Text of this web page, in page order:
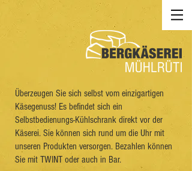
Überzeugen Sie sich selbst vom einzigartigen
Käsegenuss! Es befindet sich ein
Selbstbedienungs-Kühlschrank direkt vor der
Käserei. Sie können sich rund um die Uhr mit
unseren Produkten versorgen. Bezahlen können
Sie mit TWINT oder auch in Bar.